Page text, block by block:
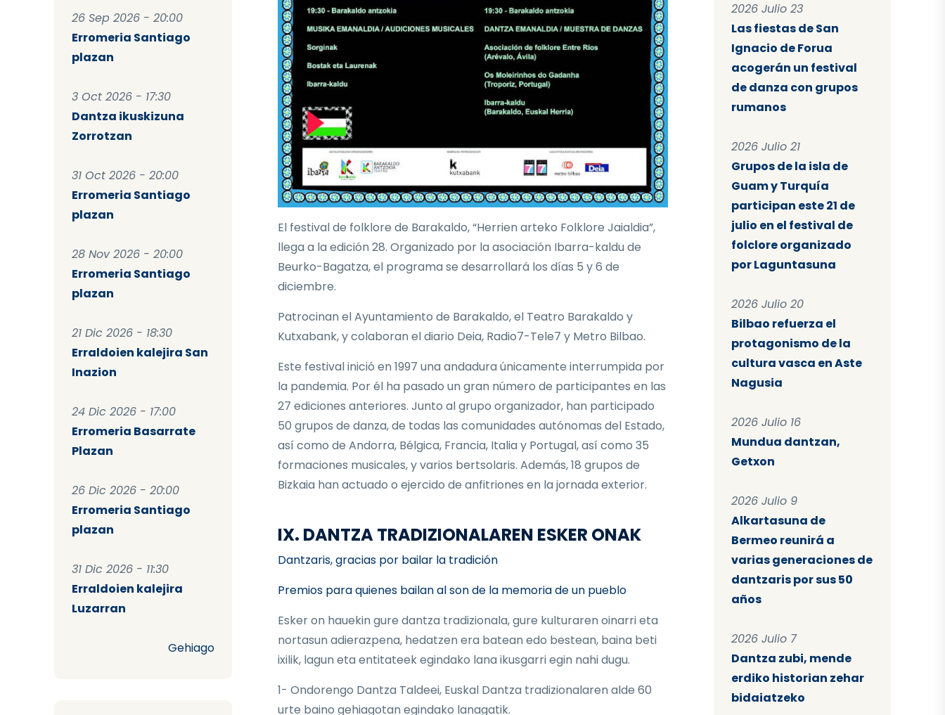
26 Sep 2026 - 20:00
Erromeria Santiago
plazan
3 Oct 2026 - 17:30
Dantza ikuskizuna
Zorrotzan
31 Oct 2026 - 20:00
Erromeria Santiago
plazan
28 Nov 2026 - 20:00
Erromeria Santiago
plazan
21 Dic 2026 - 18:30
Erraldoien kalejira San
Inazion
24 Dic 2026 - 17:00
Erromeria Basarrate
Plazan
26 Dic 2026 - 20:00
Erromeria Santiago
plazan
31 Dic 2026 - 11:30
Erraldoien kalejira
Luzarran
Gehiago
El festival de folklore de Barakaldo, “Herrien arteko Folklore Jaialdia”,
llega a la edición 28. Organizado por la asociación Ibarra-kaldu de
Beurko-Bagatza, el programa se desarrollará los días 5 y 6 de
diciembre.
Patrocinan el Ayuntamiento de Barakaldo, el Teatro Barakaldo y
Kutxabank, y colaboran el diario Deia, Radio7-Tele7 y Metro Bilbao.
Este festival inició en 1997 una andadura únicamente interrumpida por
la pandemia. Por él ha pasado un gran número de participantes en las
27 ediciones anteriores. Junto al grupo organizador, han participado
50 grupos de danza, de todas las comunidades autónomas del Estado,
así como de Andorra, Bélgica, Francia, Italia y Portugal, así como 35
formaciones musicales, y varios bertsolaris. Además, 18 grupos de
Bizkaia han actuado o ejercido de anfitriones en la jornada exterior.
IX. DANTZA TRADIZIONALAREN ESKER ONAK
Dantzaris, gracias por bailar la tradición
Premios para quienes bailan al son de la memoria de un pueblo
Esker on hauekin gure dantza tradizionala, gure kulturaren oinarri eta
nortasun adierazpena, hedatzen era batean edo bestean, baina beti
ixilik, lagun eta entitateek egindako lana ikusgarri egin nahi dugu.
1- Ondorengo Dantza Taldeei, Euskal Dantza tradizionalaren alde 60
urte baino gehiagotan egindako lanagatik.
2026 Julio 23
Las fiestas de San
Ignacio de Forua
acogerán un festival
de danza con grupos
rumanos
2026 Julio 21
Grupos de la isla de
Guam y Turquía
participan este 21 de
julio en el festival de
folclore organizado
por Laguntasuna
2026 Julio 20
Bilbao refuerza el
protagonismo de la
cultura vasca en Aste
Nagusia
2026 Julio 16
Mundua dantzan,
Getxon
2026 Julio 9
Alkartasuna de
Bermeo reunirá a
varias generaciones de
dantzaris por sus 50
años
2026 Julio 7
Dantza zubi, mende
erdiko historian zehar
bidaiatzeko